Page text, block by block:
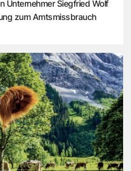
Unternehmer Siegfried Wolf
zum Amtsmissbrauch